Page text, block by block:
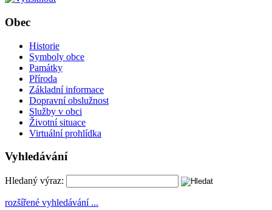
Obec
Historie
Symboly obce
Památky
Příroda
Základní informace
Dopravní obslužnost
Služby v obci
Životní situace
Virtuální prohlídka
Vyhledávání
Hledaný výraz:
rozšířené vyhledávání ...